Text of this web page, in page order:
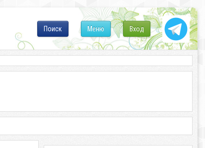
Вход
Меню
Поиск